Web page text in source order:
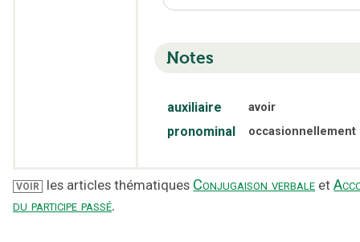
Notes
auxiliaire avoir
pronominal occasionnellement
VOIR les articles thématiques Conjugaison verbale et
du participe passé.